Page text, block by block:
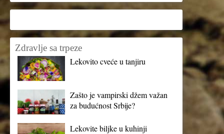
Zdravlje sa trpeze
Lekovito cveće u tanjiru
Zašto je vampirski džem važan
za budućnost Srbije?
Lekovite biljke u kuhinji